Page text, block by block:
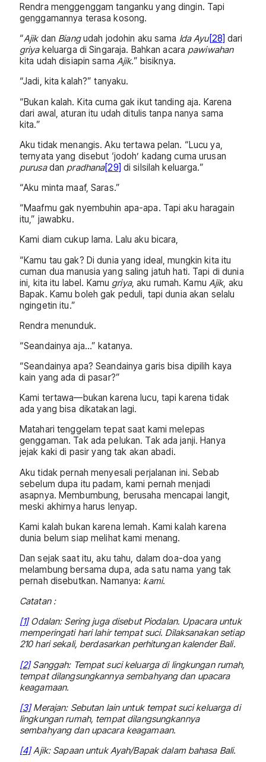
Rendra menggenggam tanganku yang dingin. Tapi
genggamannya terasa kosong.
“Ajikdan Biangudah jodohin aku sama Ida Ayu[28] dari
griyakeluarga di Singaraja. Bahkan acara pawiwahan
kita udah disiapin sama Ajik.” bisiknya.
“Jadi, kita kalah?” tanyaku.
“Bukan kalah. Kita cuma gak ikut tanding aja. Karena
dari awal, aturan itu udah ditulis tanpa nanya sama
kita.”
Aku tidak menangis. Aku tertawa pelan. “Lucu ya,
ternyata yang disebut ‘jodoh’ kadang cuma urusan
purusadan pradhana[29] di silsilah keluarga.”
“Aku minta maaf, Saras.”
“Maafmu gak nyembuhin apa-apa. Tapi aku haragain
itu,” jawabku.
Kami diam cukup lama. Lalu aku bicara,
“Kamu tau gak? Di dunia yang ideal, mungkin kita itu
cuman dua manusia yang saling jatuh hati. Tapi di dunia
ini, kita itu label. Kamu griya, aku rumah. Kamu Ajik, aku
Bapak. Kamu boleh gak peduli, tapi dunia akan selalu
ngingetin itu.”
Rendra menunduk.
“Seandainya aja…” katanya.
“Seandainya apa? Seandainya garis bisa dipilih kaya
kain yang ada di pasar?”
Kami tertawa—bukan karena lucu, tapi karena tidak
ada yang bisa dikatakan lagi.
Matahari tenggelam tepat saat kami melepas
genggaman. Tak ada pelukan. Tak ada janji. Hanya
jejak kaki di pasir yang tak akan abadi.
Aku tidak pernah menyesali perjalanan ini. Sebab
sebelum dupa itu padam, kami pernah menjadi
asapnya. Membumbung, berusaha mencapai langit,
meski akhirnya harus lenyap.
Kami kalah bukan karena lemah. Kami kalah karena
dunia belum siap melihat kami menang.
Dan sejak saat itu, aku tahu, dalam doa-doa yang
melambung bersama dupa, ada satu nama yang tak
pernah disebutkan. Namanya: kami.
Catatan :
[1]Odalan: Sering juga disebut Piodalan. Upacara untuk
memperingati hari lahir tempat suci. Dilaksanakan setiap
210 hari sekali, berdasarkan perhitungan kalender Bali.
[2]Sanggah: Tempat suci keluarga di lingkungan rumah,
tempat dilangsungkannya sembahyang dan upacara
keagamaan.
[3]Merajan: Sebutan lain untuk tempat suci keluarga di
lingkungan rumah, tempat dilangsungkannya
sembahyang dan upacara keagamaan.
[4]Ajik: Sapaan untuk Ayah/Bapak dalam bahasa Bali.